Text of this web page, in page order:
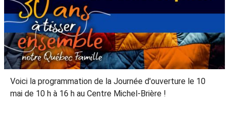
Voici la programmation de la Journée d'ouverture le 10
mai de 10 h à 16 h au Centre Michel-Brière !